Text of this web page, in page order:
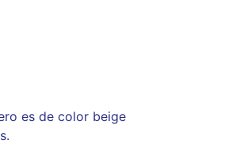
es de color beige